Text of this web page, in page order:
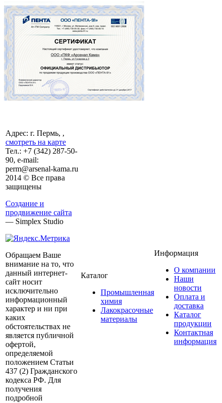
Адрес: г. Пермь, ,
смотреть на карте
Тел.: +7 (342) 287-50-
90, e-mail:
perm@arsenal-kama.ru
2014 © Все права
защищены
Создание и
продвижение сайта
— Simplex Studio
Обращаем Ваше
внимание на то, что
данный интернет-
сайт носит
исключительно
информационный
характер и ни при
каких
обстоятельствах не
является публичной
офертой,
определяемой
положением Статьи
437 (2) Гражданского
кодекса РФ. Для
получения
подробной
Каталог
Промышленная
химия
Лакокрасочные
материалы
Информация
О компании
Наши
новости
Оплата и
доставка
Каталог
продукции
Контактная
информация